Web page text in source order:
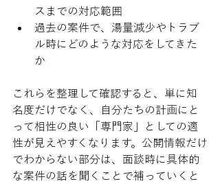
スまでの対応範囲
過去の案件で、湯量減少やトラブ
ル時にどのような対応をしてきた
か
これらを整理して確認すると、単に知
名度だけでなく、自分たちの計画にと
って相性の良い「専門家」としての適
性が見えやすくなります。公開情報だけ
でわからない部分は、面談時に具体的
な案件の話を聞くことで補っていくと